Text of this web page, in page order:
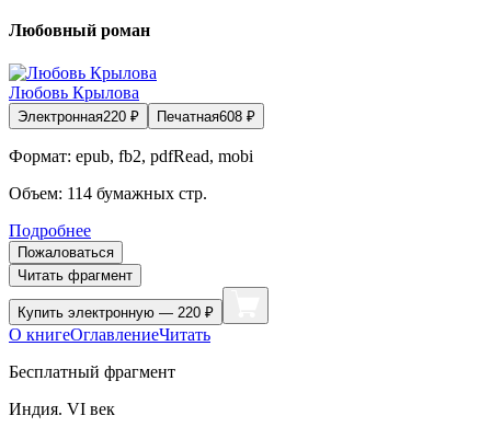
Любовный роман
Любовь Крылова
Электронная220 ₽ Печатная608 ₽
Формат: epub, fb2, pdfRead, mobi
Объем: 114 бумажных стр.
Подробнее
Пожаловаться
Читать фрагмент
Купить электронную — 220 ₽
О книгеОглавлениеЧитать
Бесплатный фрагмент
Индия. VI век